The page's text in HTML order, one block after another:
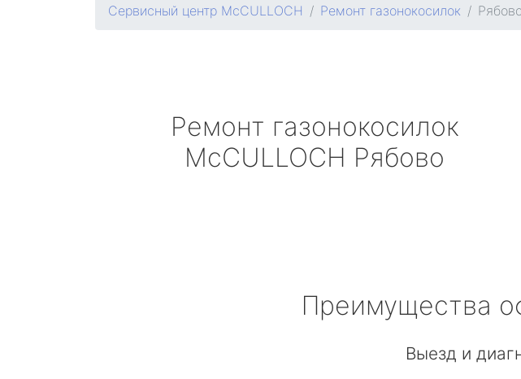
Сервисный центр McCULLOCH Ремонт газонокосилок
Ремонт газонокосилок
McCULLOCH Рябово
Преимущества
Выезд и